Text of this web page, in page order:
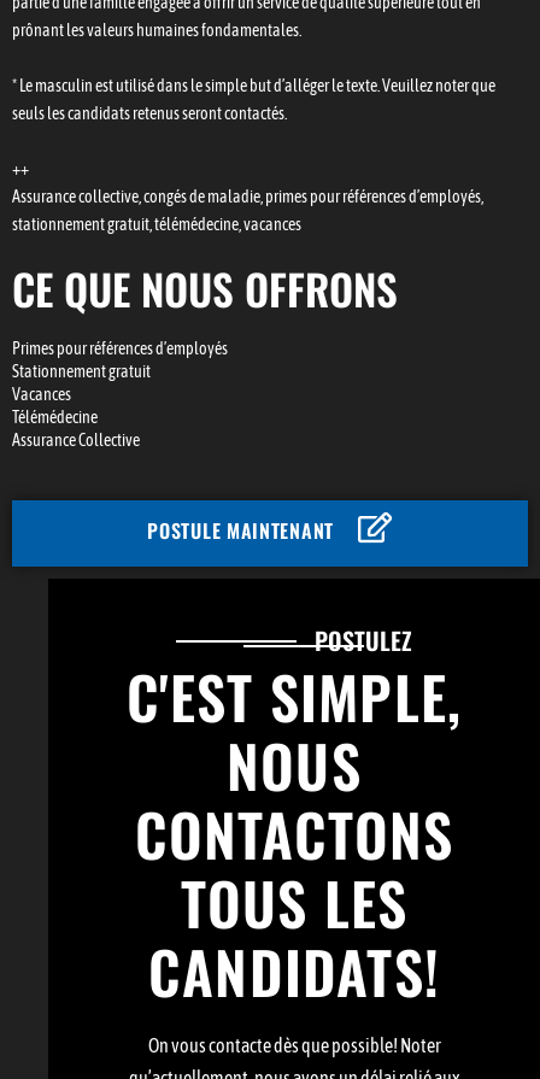
prônant les valeurs humaines fondamentales.
* Le masculin est utilisé dans le simple but d’alléger le texte. Veuillez noter que
seuls les candidats retenus seront contactés.
++
Assurance collective, congés de maladie, primes pour références d’employés,
stationnement gratuit, télémédecine, vacances
CE QUE NOUS OFFRONS
Primes pour références d’employés
Stationnement gratuit
Vacances
Télémédecine
Assurance Collective
POSTULE MAINTENANT
POSTULEZ
C'EST SIMPLE,
NOUS
CONTACTONS
TOUS LES
CANDIDATS!
On vous contacte dès que possible! Noter